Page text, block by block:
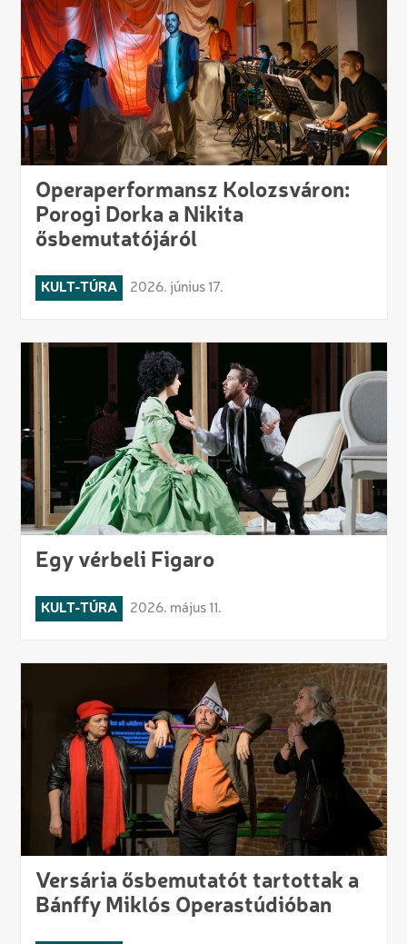
Operaperformansz Kolozsváron:
Porogi Dorka a Nikita
ősbemutatójáról
KULT-TÚRA 2026. június 17.
Egy vérbeli Figaro
KULT-TÚRA 2026. május 11.
Versária ősbemutatót tartottak a
Bánffy Miklós Operastúdióban